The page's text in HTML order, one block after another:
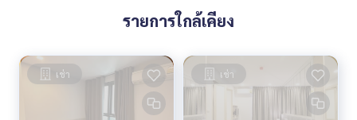
รายการใกล้เคียง
เช่า เช่า